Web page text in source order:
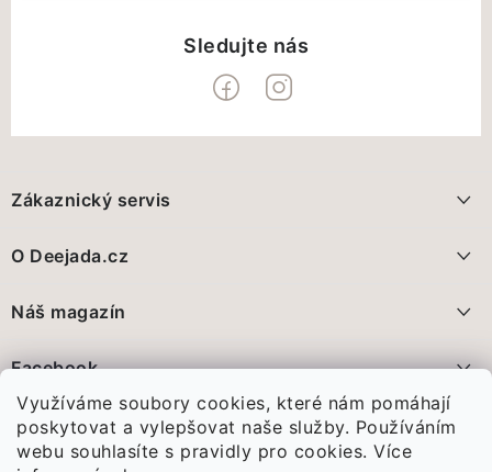
Využíváme soubory cookies, které nám pomáhají
poskytovat a vylepšovat naše služby. Používáním
webu souhlasíte s pravidly pro cookies. Více
p
a
Zákaznický servis
Vrácení zboží a reklamace
Obchodní podmínky
Ochrana Osobních údajů GDPR
Spojte se s námi
O Deejada.cz
Poznejte nás
Náš magazín
Před pár dny jsme vám oznámili...
Vánoce, které nám změnily celý život
Facebook